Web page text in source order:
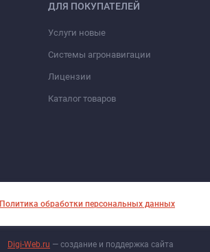
ДЛЯ ПОКУПАТЕЛЕЙ
Услуги новые
Системы агронавигации
Лицензии
Каталог товаров
Digi-Web.ru — создание и поддержка сайта
Политика обработки персональных данных